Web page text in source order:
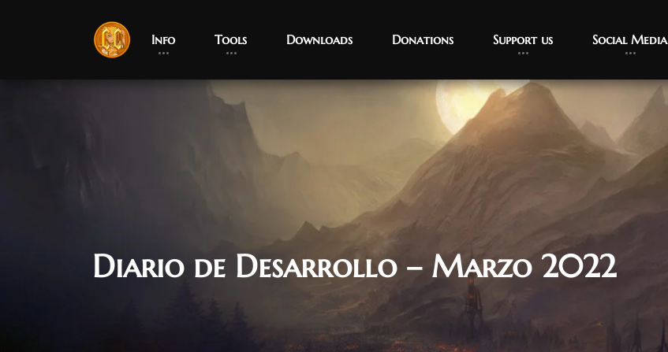
Info Tools Downloads Donations Support us Social Media
Diario de Desarrollo – Marzo 2022